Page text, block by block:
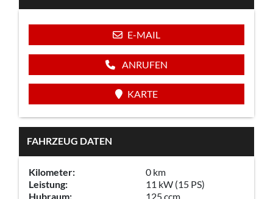
E-MAIL
ANRUFEN
KARTE
FAHRZEUG DATEN
Kilometer:
0 km
Leistung:
11 kW (15 PS)
Hubraum:
125 ccm